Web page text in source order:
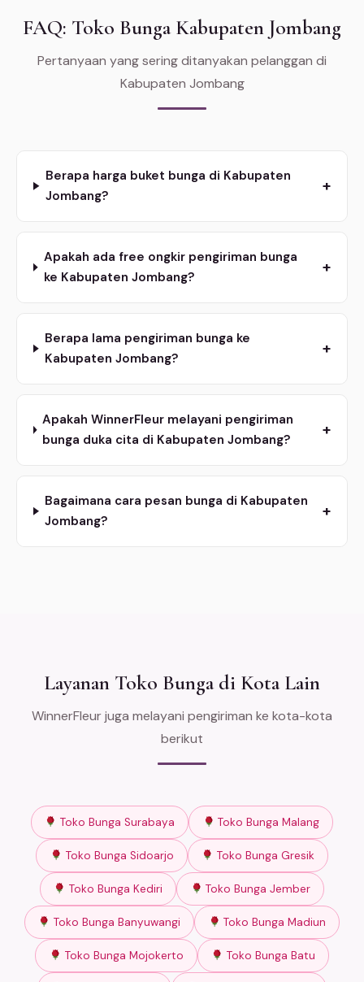
FAQ: Toko Bunga Kabupaten Jombang
Pertanyaan yang sering ditanyakan pelanggan di
Kabupaten Jombang
Berapa harga buket bunga di Kabupaten
Jombang?
+
Apakah ada free ongkir pengiriman bunga
ke Kabupaten Jombang?
+
Berapa lama pengiriman bunga ke
Kabupaten Jombang?
+
Apakah WinnerFleur melayani pengiriman
bunga duka cita di Kabupaten Jombang?
+
Bagaimana cara pesan bunga di Kabupaten
Jombang?
+
Layanan Toko Bunga di Kota Lain
WinnerFleur juga melayani pengiriman ke kota-kota
berikut
Toko Bunga Surabaya Toko Bunga Malang
Toko Bunga Sidoarjo Toko Bunga Gresik
Toko Bunga Kediri Toko Bunga Jember
Toko Bunga Banyuwangi Toko Bunga Madiun
Toko Bunga Mojokerto Toko Bunga Batu